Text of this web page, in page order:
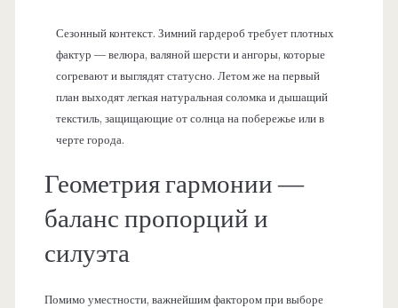
Сезонный контекст. Зимний гардероб требует плотных
фактур — велюра, валяной шерсти и ангоры, которые
согревают и выглядят статусно. Летом же на первый
план выходят легкая натуральная соломка и дышащий
текстиль, защищающие от солнца на побережье или в
черте города.
Геометрия гармонии —
баланс пропорций и
силуэта
Помимо уместности, важнейшим фактором при выборе